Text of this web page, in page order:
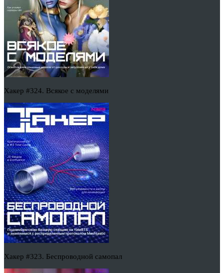
Хакер #324. Всякое с моделями
Хакер #323. Беспроводной самопал